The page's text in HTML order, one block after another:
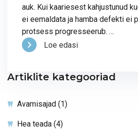
auk. Kui kaariesest kahjustunud
ei eemaldata ja hamba defekti ei
protsess progresseerub. …
Loe edasi
Artiklite kategooriad
Avamisajad (1)
Hea teada (4)